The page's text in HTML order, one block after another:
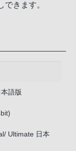
きます。
語版
Ultimate 日本